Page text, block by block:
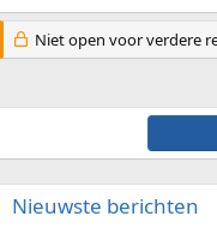
Niet open voor verdere
Nieuwste berichten